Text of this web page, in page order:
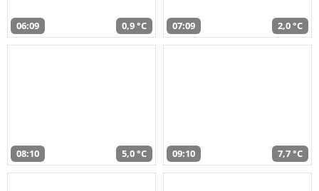
06:09 0,9 °C 07:09 2,0 °C
08:10 5,0 °C 09:10 7,7 °C